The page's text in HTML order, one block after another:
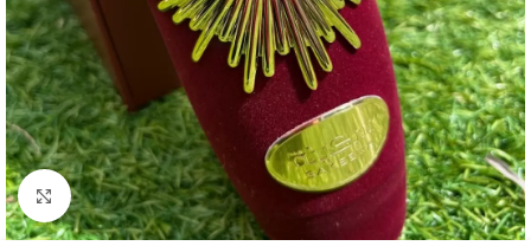
Click to enlarge